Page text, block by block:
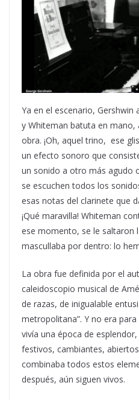
Ya en el escenario, Gershwin
y Whiteman batuta en
obra. ¡Oh, aquel trino, ese
un efecto sonoro que
un sonido a otro más agudo
se escuchen todos los
esas notas del clarinete que
¡Qué maravilla! Whiteman
ese momento, se le saltaron
mascullaba por dentro: lo
La obra fue definida por el
caleidoscopio musical de
de razas, de inigualable
metropolitana”. Y no era
vivía una época de
festivos, cambiantes,
combinaba todos estos
después, aún siguen vivos.